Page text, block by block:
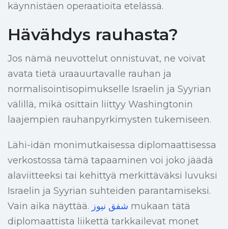
käynnistäen operaatioita etelässä.
Hävähdys rauhasta?
Jos nämä neuvottelut onnistuvat, ne voivat
avata tietä uraauurtavalle rauhan ja
normalisointisopimukselle Israelin ja Syyrian
välillä, mikä osittain liittyy Washingtonin
laajempien rauhanpyrkimysten tukemiseen.
Lähi-idän monimutkaisessa diplomaattisessa
verkostossa tämä tapaaminen voi joko jäädä
alaviitteeksi tai kehittyä merkittäväksi luvuksi
Israelin ja Syyrian suhteiden parantamiseksi.
Vain aika näyttää. شفق نيوز mukaan tätä
diplomaattista liikettä tarkkailevat monet